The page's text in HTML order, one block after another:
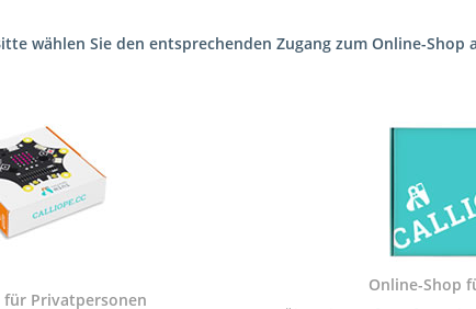
Schule (Herman-Nohl-Schule FSP sozial-emotionale
Informatik des pädagogischen Landesinstituts Rheinland-
mit dem Redaktionsteam inf-schule.de, insbesondere Daniel
wählen Sie den entsprechenden Zugang zum Online-Shop
für Privatpersonen
Online-Shop